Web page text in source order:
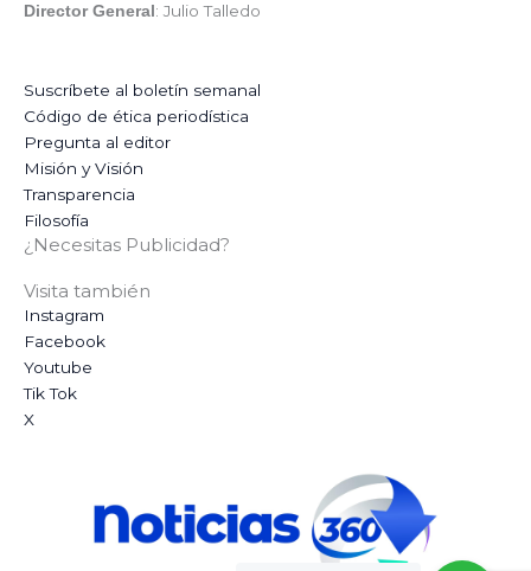
Director General : Julio Talledo
Suscríbete al boletín semanal
Código de ética periodística
Pregunta al editor
Misión y Visión
Transparencia
Filosofía
¿Necesitas Publicidad?
Visita también
Instagram
Facebook
Youtube
Tik Tok
X